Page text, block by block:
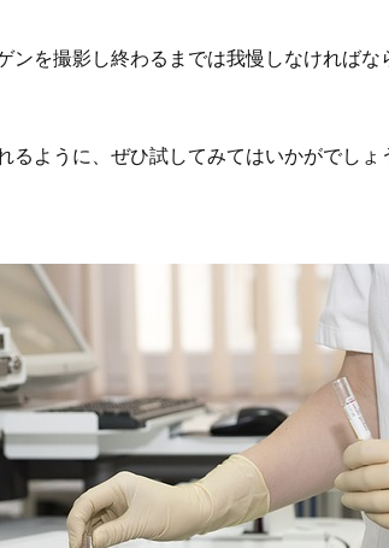
ンを撮影し終わるまでは我慢しなければな
るように、ぜひ試してみてはいかがでしょ